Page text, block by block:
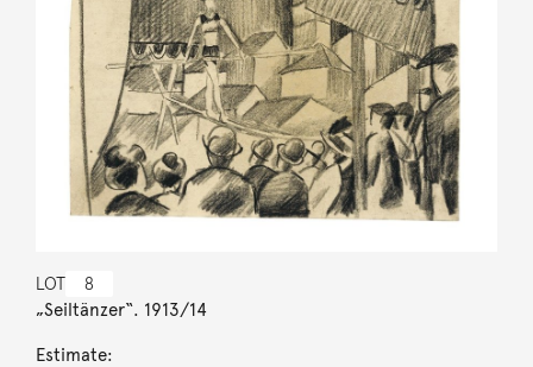
LOT 8
„Seiltänzer“. 1913/14
Estimate: